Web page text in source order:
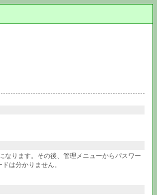
なります。その後、管理メニューからパスワー
は分かりません。